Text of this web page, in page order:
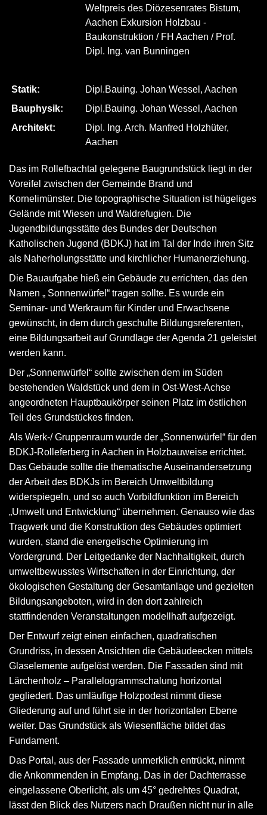
Weltpreis des Diözesenrates Bistum,
Aachen Exkursion Holzbau -
Baukonstruktion / FH Aachen / Prof.
Dipl. Ing. van Bunningen
Statik:
Dipl.Bauing. Johan Wessel, Aachen
Bauphysik:
Dipl.Bauing. Johan Wessel, Aachen
Architekt:
Dipl. Ing. Arch. Manfred Holzhüter,
Aachen
Das im Rollefbachtal gelegene Baugrundstück liegt in der
Voreifel zwischen der Gemeinde Brand und
Kornelimünster. Die topographische Situation ist hügeliges
Gelände mit Wiesen und Waldrefugien. Die
Jugendbildungsstätte des Bundes der Deutschen
Katholischen Jugend (BDKJ) hat im Tal der Inde ihren Sitz
als Naherholungsstätte und kirchlicher Humanerziehung.
Die Bauaufgabe hieß ein Gebäude zu errichten, das den
Namen „ Sonnenwürfel“ tragen sollte. Es wurde ein
Seminar- und Werkraum für Kinder und Erwachsene
gewünscht, in dem durch geschulte Bildungsreferenten,
eine Bildungsarbeit auf Grundlage der Agenda 21 geleistet
werden kann.
Der „Sonnenwürfel“ sollte zwischen dem im Süden
bestehenden Waldstück und dem in Ost-West-Achse
angeordneten Hauptbaukörper seinen Platz im östlichen
Teil des Grundstückes finden.
Als Werk-/ Gruppenraum wurde der „Sonnenwürfel“ für den
BDKJ-Rolleferberg in Aachen in Holzbauweise errichtet.
Das Gebäude sollte die thematische Auseinandersetzung
der Arbeit des BDKJs im Bereich Umweltbildung
widerspiegeln, und so auch Vorbildfunktion im Bereich
„Umwelt und Entwicklung“ übernehmen. Genauso wie das
Tragwerk und die Konstruktion des Gebäudes optimiert
wurden, stand die energetische Optimierung im
Vordergrund. Der Leitgedanke der Nachhaltigkeit, durch
umweltbewusstes Wirtschaften in der Einrichtung, der
ökologischen Gestaltung der Gesamtanlage und gezielten
Bildungsangeboten, wird in den dort zahlreich
stattfindenden Veranstaltungen modellhaft aufgezeigt.
Der Entwurf zeigt einen einfachen, quadratischen
Grundriss, in dessen Ansichten die Gebäudeecken mittels
Glaselemente aufgelöst werden. Die Fassaden sind mit
Lärchenholz – Parallelogrammschalung horizontal
gegliedert. Das umläufige Holzpodest nimmt diese
Gliederung auf und führt sie in der horizontalen Ebene
weiter. Das Grundstück als Wiesenfläche bildet das
Fundament.
Das Portal, aus der Fassade unmerklich entrückt, nimmt
die Ankommenden in Empfang. Das in der Dachterrasse
eingelassene Oberlicht, als um 45° gedrehtes Quadrat,
lässt den Blick des Nutzers nach Draußen nicht nur in alle